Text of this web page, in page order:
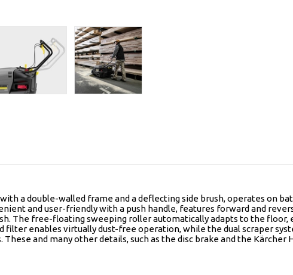
a double-walled frame and a deflecting side brush, operates on
and user-friendly with a push handle, features forward and
The free-floating sweeping roller automatically adapts to the
enables virtually dust-free operation, while the dual scraper
and many other details, such as the disc brake and the